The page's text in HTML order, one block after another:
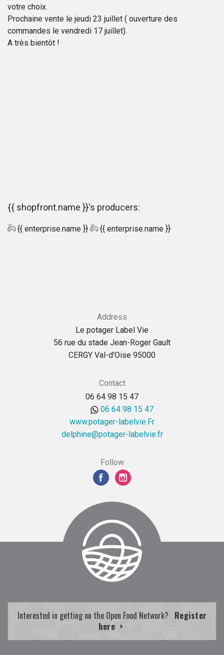
votre choix.
Prochaine vente le jeudi 23 juillet ( ouverture des
commandes le vendredi 17 juillet).
A très bientôt !
{{ shopfront.name }}'s producers:
{{ enterprise.name }} {{ enterprise.name }}
Address
Le potager Label Vie
56 rue du stade Jean-Roger Gault
CERGY Val-d'Oise 95000
Contact
06 64 98 15 47
06 64 98 15 47
www.potager-labelvie.Fr
rf.eivlebal-regatop@enihpled
Follow
Interested in getting on the Open Food Network? Register
here